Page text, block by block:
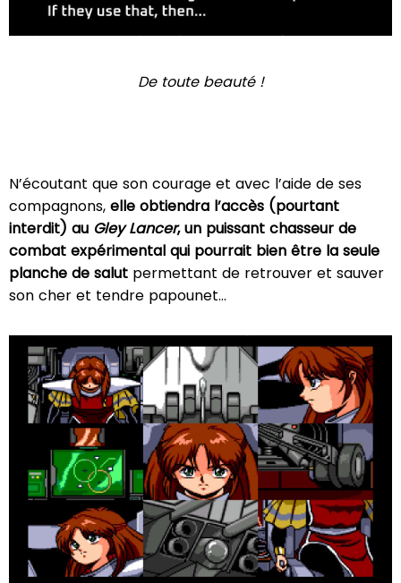
De toute beauté !
N’écoutant que son courage et avec l’aide de ses
compagnons, elle obtiendra l’accès (pourtant
interdit) au Gley Lancer, un puissant chasseur de
combat expérimental qui pourrait bien être la seule
planche de salut permettant de retrouver et sauver
son cher et tendre papounet…